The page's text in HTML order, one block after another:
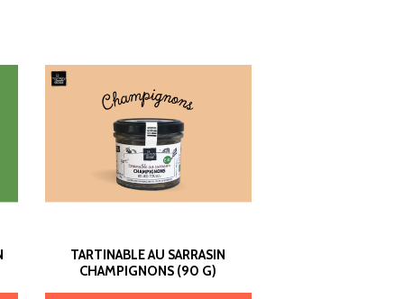
TARTINABLE AU SARRASIN
CHAMPIGNONS (90 G)